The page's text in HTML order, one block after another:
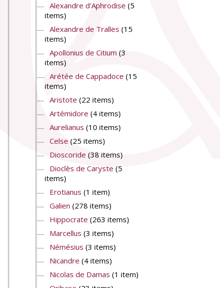
Alexandre d'Aphrodise (5
items)
Alexandre de Tralles (15
items)
Apollonius de Citium (3
items)
Arétée de Cappadoce (15
items)
Aristote (22 items)
Artémidore (4 items)
Aurelianus (10 items)
Celse (25 items)
Dioscoride (38 items)
Dioclès de Caryste (5
items)
Erotianus (1 item)
Galien (278 items)
Hippocrate (263 items)
Marcellus (3 items)
Némésius (3 items)
Nicandre (4 items)
Nicolas de Damas (1 item)